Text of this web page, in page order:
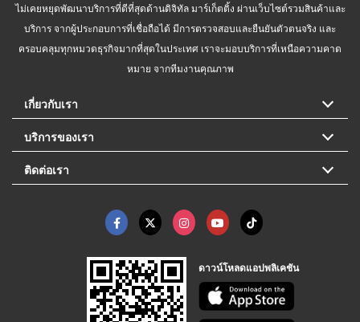
ไม่เคยหยุดพัฒนาบริการที่ดีที่สุดด้านดิจิทัล มาร์เก็ตติ้ง ผ่านเว็บไซต์รวมสินค้าและ
บริการ จากผู้ประกอบการที่เชื่อถือได้ มีการตรวจสอบและยืนยันตัวตนจริง และ
ครอบคลุมทุกหมวดธุรกิจมากที่สุดในประเทศ เราจะมอบบริการที่เหนือความคาด
หมาย จากทีมงานคุณภาพ
เกี่ยวกับเรา
บริการของเรา
ติดต่อเรา
ดาวน์โหลดแอปพลิเคชัน